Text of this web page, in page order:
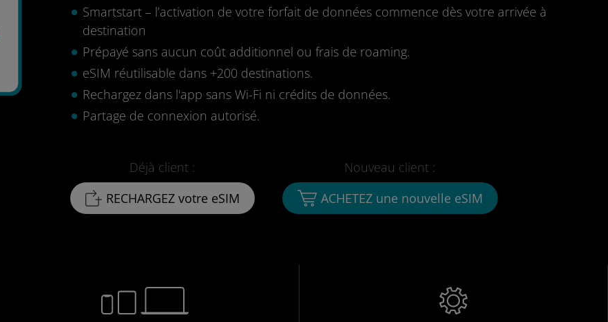
Smartstart – l’activation de votre forfait de données commence dès votre arrivée à
destination
Prépayé sans aucun coût additionnel ou frais de roaming.
eSIM réutilisable dans +200 destinations.
Rechargez dans l'app sans Wi-Fi ni crédits de données.
Partage de connexion autorisé.
Déjà client :
RECHARGEZ votre eSIM
Nouveau client :
ACHETEZ une nouvelle eSIM